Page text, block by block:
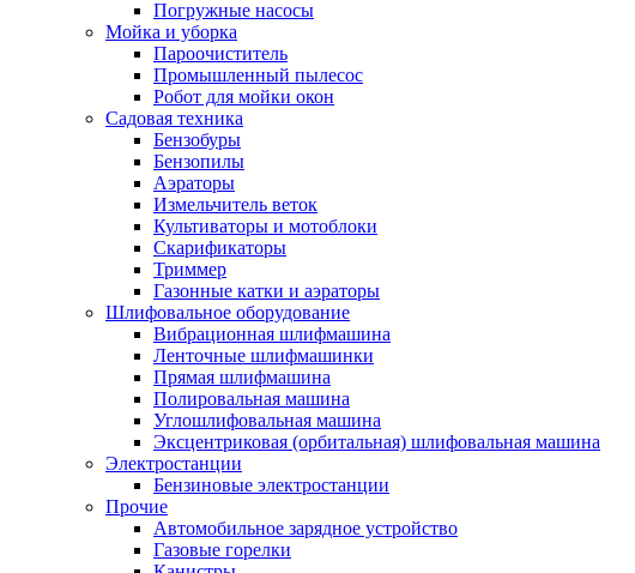
Погружные насосы
Мойка и уборка
Пароочиститель
Промышленный пылесос
Робот для мойки окон
Садовая техника
Бензобуры
Бензопилы
Аэраторы
Измельчитель веток
Культиваторы и мотоблоки
Скарификаторы
Триммер
Газонные катки и аэраторы
Шлифовальное оборудование
Вибрационная шлифмашина
Ленточные шлифмашинки
Прямая шлифмашина
Полировальная машина
Углошлифовальная машина
Эксцентриковая (орбитальная) шлифовальная машина
Электростанции
Бензиновые электростанции
Прочие
Автомобильное зарядное устройство
Газовые горелки